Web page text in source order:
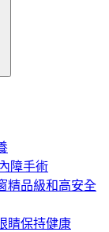
障手術
精品級和高安全
睛保持健康